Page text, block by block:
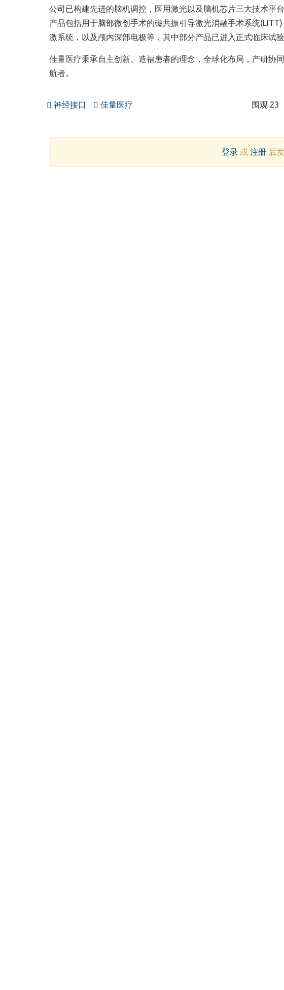
公司已构建先进的脑机调控，医用激光以及脑机芯片三大技术平
产品包括用于脑部微创手术的磁共振引导激光消融手术系统
激系统，以及颅内深部电极等，其中部分产品已进入正式临床试验
佳量医疗秉承自主创新、造福患者的理念，全球化布局，产研协
航者。
神经接口 佳量医疗 围观 23
登录 或注册 后